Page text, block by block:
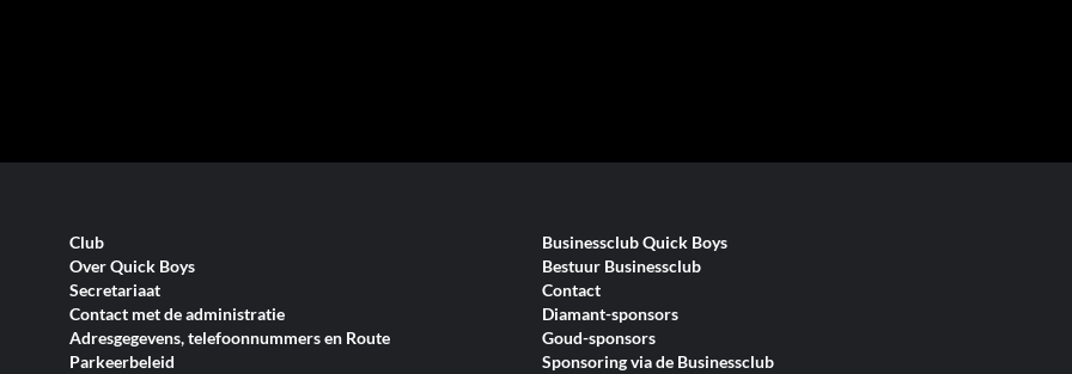
Club
Over Quick Boys
Secretariaat
Contact met de administratie
Adresgegevens, telefoonnummers en Route
Parkeerbeleid
Businessclub Quick Boys
Bestuur Businessclub
Contact
Diamant-sponsors
Goud-sponsors
Sponsoring via de Businessclub